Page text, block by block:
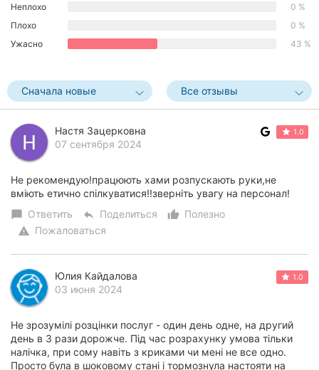
Черкассы
Черновцы
Ивано-
Луцк
Ужгород
Карпаты
Неплохо
0 %
Плохо
0 %
Ужасно
43 %
Сначала новые Все отзывы
Настя Зацерковна
07 сентября 2024
1.0
Не рекомендую!працюють хами розпускають руки,не
вміють етично спілкуватися!!зверніть увагу на персонал!
chat_bubble Ответить reply Поделиться thumb_up_alt
Полезно
warning Пожаловаться
Юлия Кайдалова
03 июня 2024
1.0
Не зрозумілі розцінки послуг - один день одне, на другий
день в 3 рази дорожче. Під час розрахунку умова тільки
налічка, при сому навіть з криками чи мені не все одно.
Просто була в шоковому стані і тормознула настояти на